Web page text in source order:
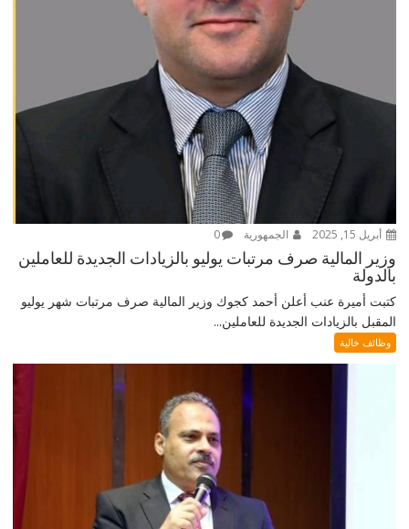
أبريل 15, 2025 الجمهورية 0
وزير المالية صرف مرتبات يوليو بالزيادات الجديدة للعاملين
بالدولة
كتبت أميرة عنب أعلن أحمد كجوك وزير المالية صرف مرتبات شهر يوليو
المقبل بالزيادات الجديدة للعاملين...
وظائف خالية